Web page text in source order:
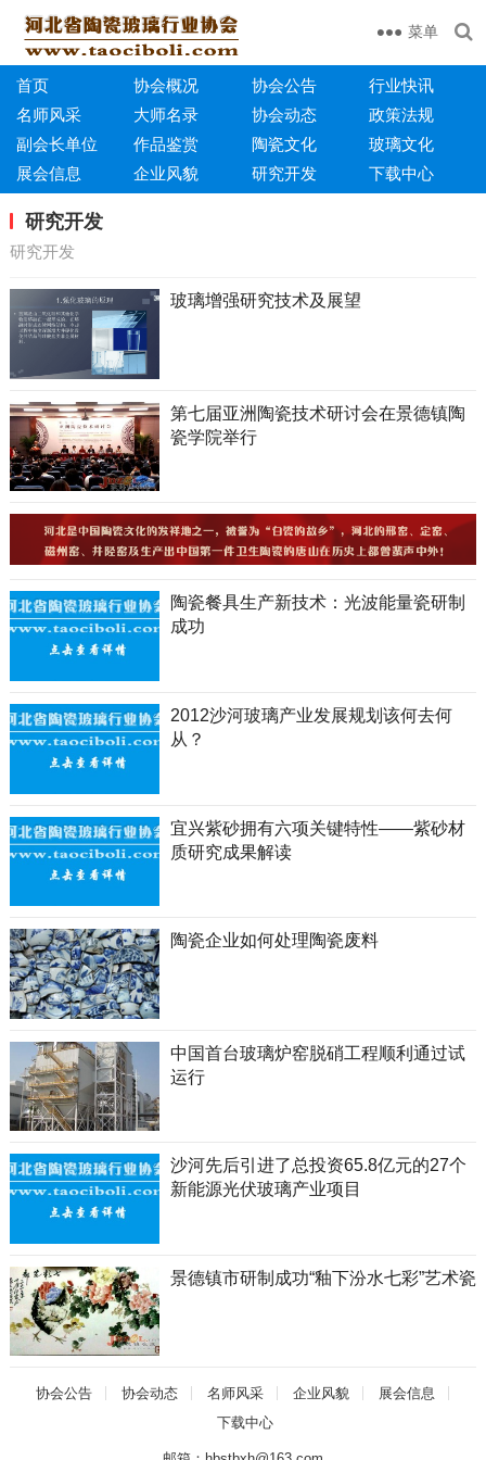
菜单
首页 协会概况 协会公告
行业快讯
名师风采
大师名录 协会动态
政策法规
副会长单位
作品鉴赏 陶瓷文化
玻璃文化
展会信息
企业风貌 研究开发 下载中心
研究开发
研究开发
玻璃增强研究技术及展望
第七届亚洲陶瓷技术研讨会在景德镇陶
瓷学院举行
陶瓷餐具生产新技术：光波能量瓷研制
成功
2012沙河玻璃产业发展规划该何去何
从？
宜兴紫砂拥有六项关键特性——紫砂材
质研究成果解读
陶瓷企业如何处理陶瓷废料
中国首台玻璃炉窑脱硝工程顺利通过试
运行
沙河先后引进了总投资65.8亿元的27个
新能源光伏玻璃产业项目
景德镇市研制成功“釉下汾水七彩”艺术瓷
协会公告 协会动态 名师风采 企业风貌
展会信息
下载中心